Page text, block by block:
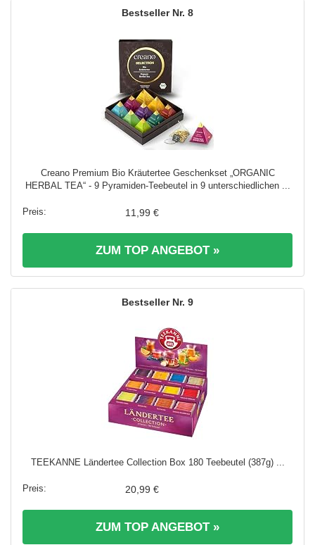
8
Creano Premium Bio Kräutertee Geschenkset „ORGANIC
HERBAL TEA“ - 9 Pyramiden-Teebeutel in 9 unterschiedlichen ...
11,99 €
ZUM TOP ANGEBOT »
9
TEEKANNE Ländertee Collection Box 180 Teebeutel (387g) ...
20,99 €
ZUM TOP ANGEBOT »